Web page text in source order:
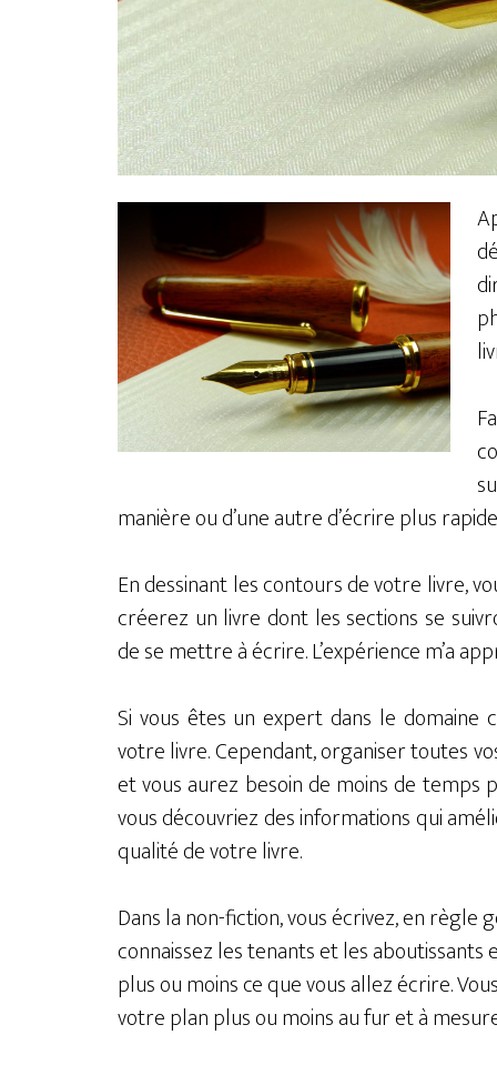
manière ou d’une autre d’écrire plus
En dessinant les contours de votre livre,
créerez un livre dont les sections se
de se mettre à écrire. L’expérience m’a
Si vous êtes un expert dans le domaine
votre livre. Cependant, organiser toutes
et vous aurez besoin de moins de
vous découvriez des informations qui
qualité de votre livre.
Dans la non-fiction, vous écrivez, en règle
connaissez les tenants et les aboutissants
plus ou moins ce que vous allez écrire.
votre plan plus ou moins au fur et à